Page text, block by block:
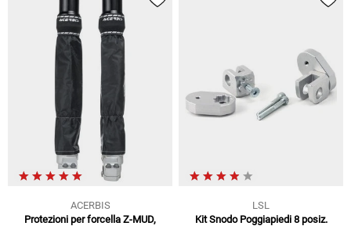
ACERBIS
Protezioni per forcella Z-MUD,
LSL
Kit Snodo Poggiapiedi 8 posiz.